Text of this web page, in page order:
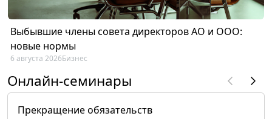
Выбывшие члены совета директоров АО и ООО:
новые нормы
6 августа 2026Бизнес
Онлайн-семинары
Прекращение обязательств